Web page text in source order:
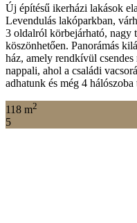
Új építésű ikerházi lakások
Levendulás lakóparkban,
3 oldalról körbejárható, nagy
köszönhetően. Panorámás
ház, amely rendkívül
nappali, ahol a családi
adhatunk és még 4
118 m2
5